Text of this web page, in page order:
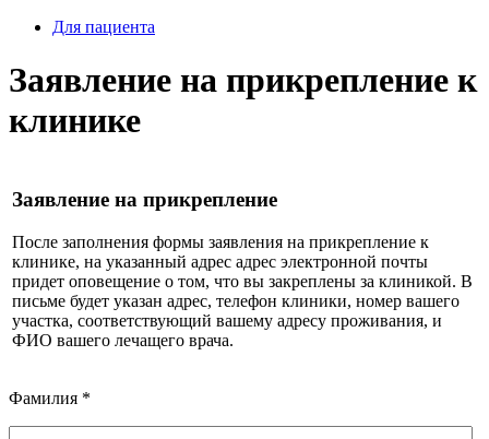
Для пациента
Заявление на прикрепление к
клинике
Заявление на прикрепление
После заполнения формы заявления на прикрепление к
клинике, на указанный адрес адрес электронной почты
придет оповещение о том, что вы закреплены за клиникой. В
письме будет указан адрес, телефон клиники, номер вашего
участка, соответствующий вашему адресу проживания, и
ФИО вашего лечащего врача.
Фамилия *